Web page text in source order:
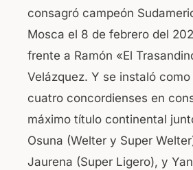
consagró campeón
Mosca el 8 de febrero del
frente a Ramón «El
Velázquez. Y se instaló
cuatro concordienses en
máximo título continental
Osuna (Welter y Super
Jaurena (Super Ligero), y